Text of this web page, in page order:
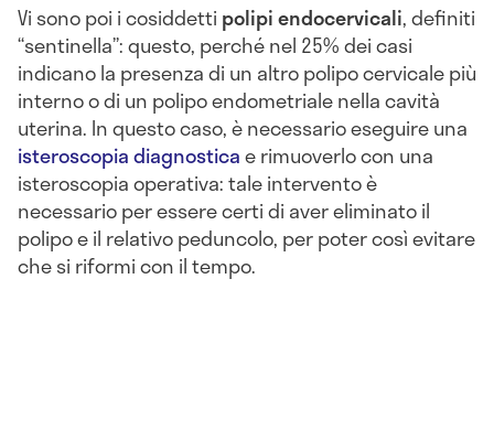
Vi sono poi i cosiddetti polipi endocervicali, definiti
“sentinella”: questo, perché nel 25% dei casi
indicano la presenza di un altro polipo cervicale più
interno o di un polipo endometriale nella cavità
uterina. In questo caso, è necessario eseguire una
isteroscopia diagnosticae rimuoverlo con una
isteroscopia operativa: tale intervento è
necessario per essere certi di aver eliminato il
polipo e il relativo peduncolo, per poter così evitare
che si riformi con il tempo.